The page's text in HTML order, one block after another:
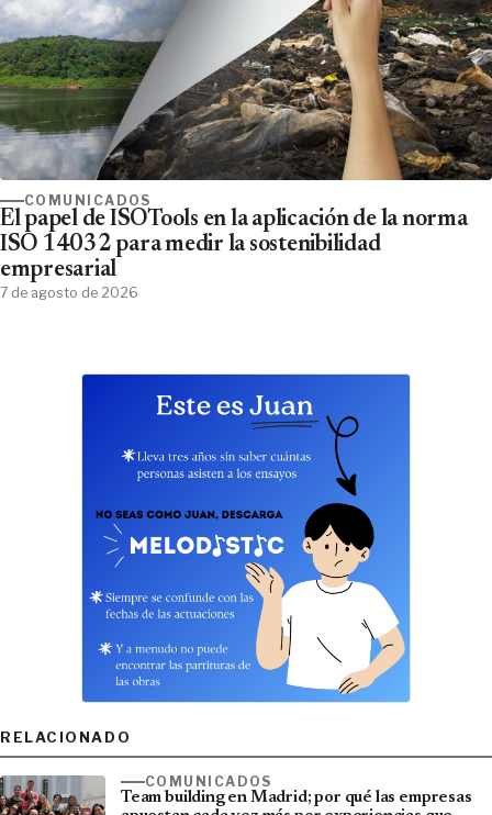
COMUNICADOS
El papel de ISOTools en la aplicación de la norma
ISO 14032 para medir la sostenibilidad
empresarial
7 de agosto de 2026
RELACIONADO
COMUNICADOS
Team building en Madrid; por qué las empresas